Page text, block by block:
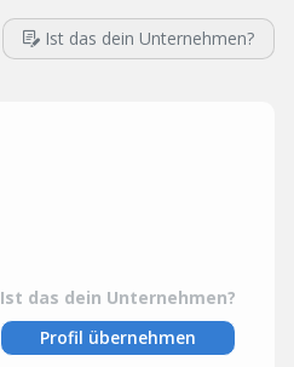
Ist das dein Unternehmen?
Ist das dein Unternehmen?
Profil übernehmen